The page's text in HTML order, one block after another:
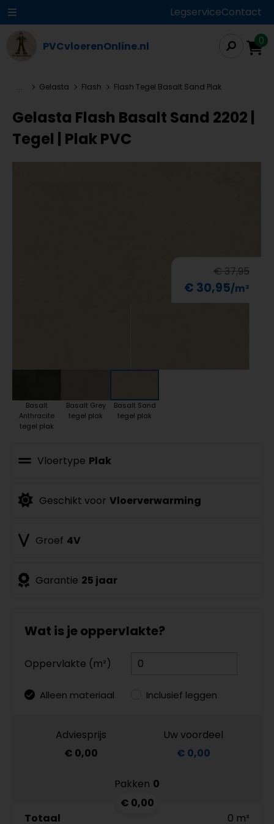
LegserviceContact
PVCvloerenOnline.nl 0
... Gelasta Flash Flash Tegel Basalt Sand Plak
Gelasta Flash Basalt Sand 2202 |
Tegel | Plak PVC
€ 37,95
€ 30,95
Basalt
Anthracite
tegel plak
Basalt Grey
tegel plak
Basalt Sand
tegel plak
Vloertype Plak
Geschikt voor Vloerverwarming
Groef 4V
Garantie 25 jaar
Wat is je oppervlakte?
Oppervlakte (m²)
Alleen materiaal Inclusief leggen
Adviesprijs
€ 0,00
Uw voordeel
€ 0,00
Pakken 0
€ 0,00
Totaal
0 m²